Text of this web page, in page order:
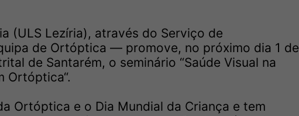
(ULS Lezíria), através do Serviço de
de Ortóptica — promove, no próximo dia 1 de
de Santarém, o seminário “Saúde Visual na
Ortóptica“.
Ortóptica e o Dia Mundial da Criança e tem